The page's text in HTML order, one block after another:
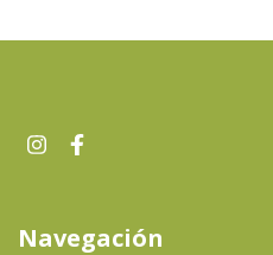
Navegación